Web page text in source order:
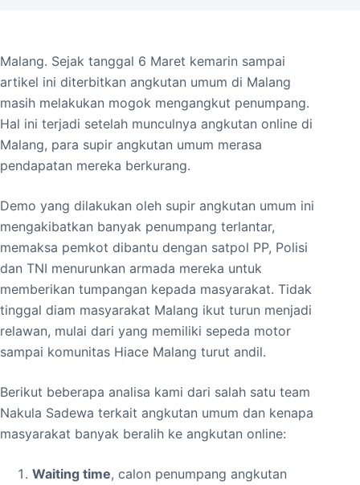
Malang. Sejak tanggal 6 Maret kemarin sampai
artikel ini diterbitkan angkutan umum di Malang
masih melakukan mogok mengangkut penumpang.
Hal ini terjadi setelah munculnya angkutan online di
Malang, para supir angkutan umum merasa
pendapatan mereka berkurang.
Demo yang dilakukan oleh supir angkutan umum ini
mengakibatkan banyak penumpang terlantar,
memaksa pemkot dibantu dengan satpol PP, Polisi
dan TNI menurunkan armada mereka untuk
memberikan tumpangan kepada masyarakat. Tidak
tinggal diam masyarakat Malang ikut turun menjadi
relawan, mulai dari yang memiliki sepeda motor
sampai komunitas Hiace Malang turut andil.
Berikut beberapa analisa kami dari salah satu team
Nakula Sadewa terkait angkutan umum dan kenapa
masyarakat banyak beralih ke angkutan online:
Waiting time, calon penumpang angkutan